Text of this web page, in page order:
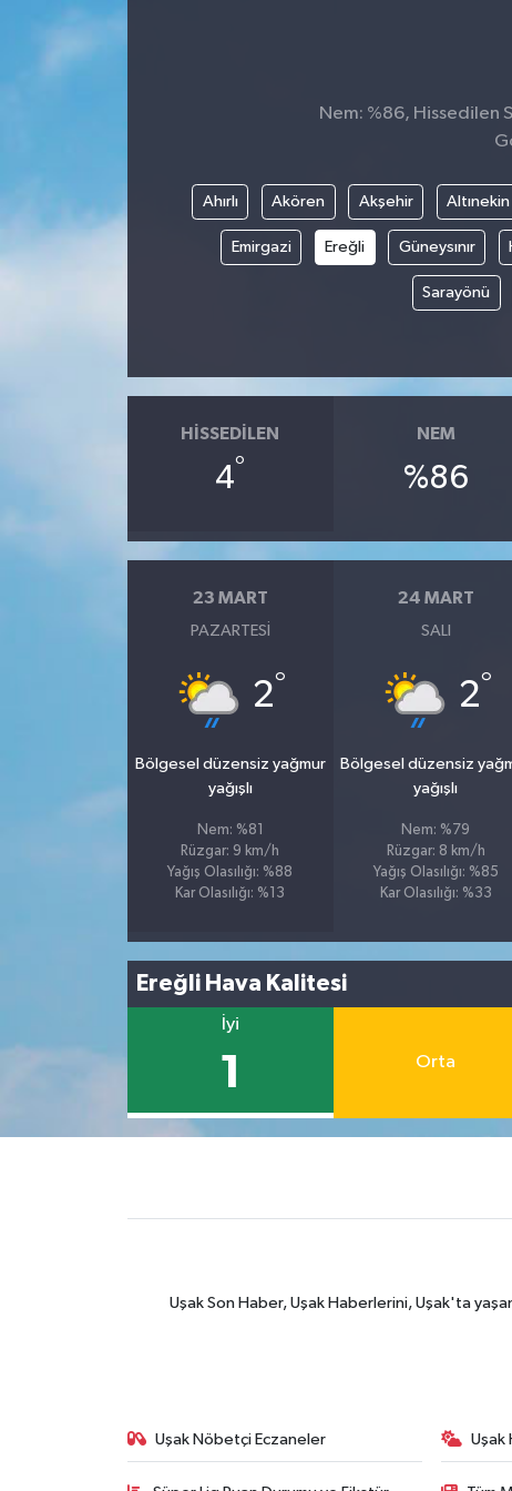
Nem: %86, Hissedilen
Ahırlı Akören Akşehir Altınekin
Emirgazi Ereğli Güneysınır
Sarayönü
HISSEDILEN
4°
NEM
%86
23 MART
PAZARTESI
2°
Bölgesel düzensiz yağmur
yağışlı
Nem: %81
Rüzgar: 9 km/h
Yağış Olasılığı: %88
Kar Olasılığı: %13
24 MART
SALI
2°
Bölgesel düzensiz
yağışlı
Nem: %79
Rüzgar: 8 km/h
Yağış Olasılığı: %85
Kar Olasılığı: %33
Ereğli Hava Kalitesi
İyi
1 Orta
Uşak Son Haber, Uşak Haberlerini, Uşak'ta
Uşak Nöbetçi Eczaneler Uşak